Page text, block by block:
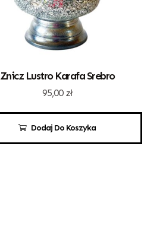
Dodaj Do Koszyka
Znicz Lustro Karafa Srebro
95,00 zł